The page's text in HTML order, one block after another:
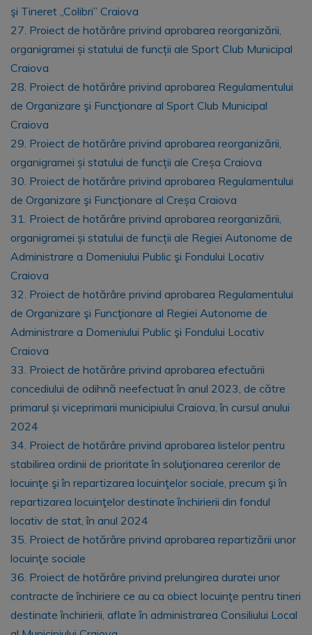
şi Tineret „Colibri” Craiova
27. Proiect de hotărâre privind aprobarea reorganizării,
organigramei și statului de funcții ale Sport Club Municipal
Craiova
28. Proiect de hotărâre privind aprobarea Regulamentului
de Organizare şi Funcţionare al Sport Club Municipal
Craiova
29. Proiect de hotărâre privind aprobarea reorganizării,
organigramei și statului de funcții ale Creșa Craiova
30. Proiect de hotărâre privind aprobarea Regulamentului
de Organizare şi Funcţionare al Creșa Craiova
31. Proiect de hotărâre privind aprobarea reorganizării,
organigramei și statului de funcții ale Regiei Autonome de
Administrare a Domeniului Public şi Fondului Locativ
Craiova
32. Proiect de hotărâre privind aprobarea Regulamentului
de Organizare şi Funcţionare al Regiei Autonome de
Administrare a Domeniului Public şi Fondului Locativ
Craiova
33. Proiect de hotărâre privind aprobarea efectuării
concediului de odihnă neefectuat în anul 2023, de către
primarul și viceprimarii municipiului Craiova, în cursul anului
2024
34. Proiect de hotărâre privind aprobarea listelor pentru
stabilirea ordinii de prioritate în soluţionarea cererilor de
locuinţe şi în repartizarea locuinţelor sociale, precum şi în
repartizarea locuinţelor destinate închirierii din fondul
locativ de stat, în anul 2024
35. Proiect de hotărâre privind aprobarea repartizării unor
locuinţe sociale
36. Proiect de hotărâre privind prelungirea duratei unor
contracte de închiriere ce au ca obiect locuinţe pentru tineri
destinate închirierii, aflate în administrarea Consiliului Local